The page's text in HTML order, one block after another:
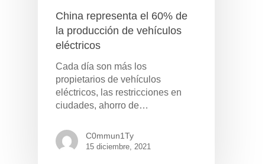
China representa el 60% de
la producción de vehículos
eléctricos
Cada día son más los
propietarios de vehículos
eléctricos, las restricciones en
ciudades, ahorro de…
C0mmun1Ty
15 diciembre, 2021